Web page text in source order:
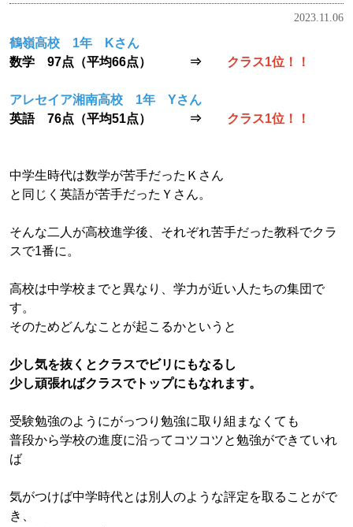
2023.11.06
鶴嶺高校 1年 Kさん
数学 97点（平均66点） ⇒ クラス1位！！
アレセイア湘南高校 1年 Yさん
英語 76点（平均51点） ⇒ クラス1位！！
中学生時代は数学が苦手だったＫさん
と同じく英語が苦手だったＹさん。
そんな二人が高校進学後、それぞれ苦手だった教科でクラ
スで1番に。
高校は中学校までと異なり、学力が近い人たちの集団で
す。
そのためどんなことが起こるかというと
少し気を抜くとクラスでビリにもなるし
少し頑張ればクラスでトップにもなれます。
受験勉強のようにがっつり勉強に取り組まなくても
普段から学校の進度に沿ってコツコツと勉強ができていれ
ば
気がつけば中学時代とは別人のような評定を取ることがで
き、